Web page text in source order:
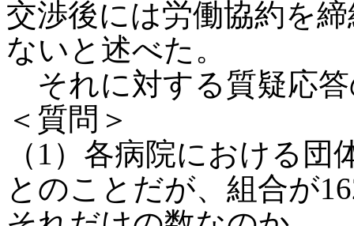
交渉後には労働協約を
ないと述べた。
それに対する質疑応
＜質問＞
（1）各病院における
とのことだが、組合が